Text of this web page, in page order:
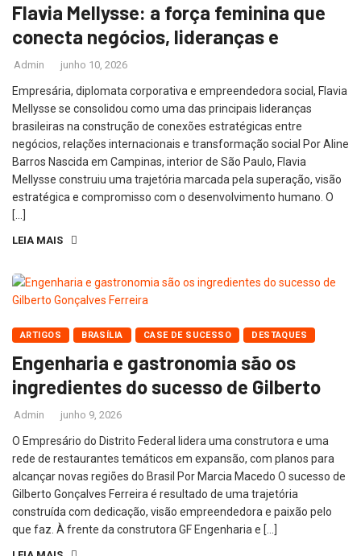
Flavia Mellysse: a força feminina que
conecta negócios, lideranças e
Admin junho 10, 2026
Empresária, diplomata corporativa e empreendedora social, Flavia
Mellysse se consolidou como uma das principais lideranças
brasileiras na construção de conexões estratégicas entre
negócios, relações internacionais e transformação social Por Aline
Barros Nascida em Campinas, interior de São Paulo, Flavia
Mellysse construiu uma trajetória marcada pela superação, visão
estratégica e compromisso com o desenvolvimento humano. O
[…]
LEIA MAIS
ARTIGOS BRASÍLIA CASE DE SUCESSO DESTAQUES
Engenharia e gastronomia são os
ingredientes do sucesso de Gilberto
Admin junho 9, 2026
O Empresário do Distrito Federal lidera uma construtora e uma
rede de restaurantes temáticos em expansão, com planos para
alcançar novas regiões do Brasil Por Marcia Macedo O sucesso de
Gilberto Gonçalves Ferreira é resultado de uma trajetória
construída com dedicação, visão empreendedora e paixão pelo
que faz. À frente da construtora GF Engenharia e […]